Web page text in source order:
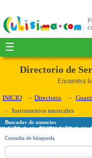
☰
Directorio de
Encuentra
INICIO Directorio
Instrumentos musicales
Buscador de anuncios
Consulta de búsqueda